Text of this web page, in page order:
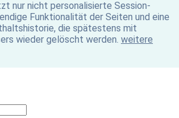
nur nicht personalisierte Session-
Funktionalität der Seiten und eine
die spätestens mit
wieder gelöscht werden. weitere